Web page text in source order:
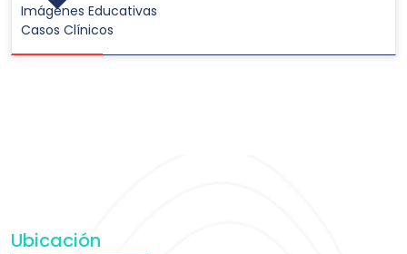
Imágenes Educativas
Casos Clínicos
Ubicación